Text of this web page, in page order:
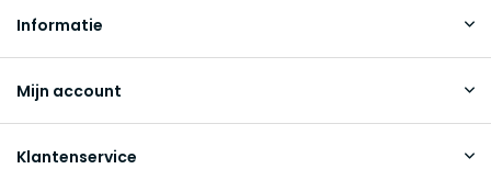
Informatie
Mijn account
Klantenservice